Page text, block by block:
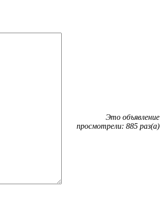
Это объявление
просмотрели: 885 раз(а)